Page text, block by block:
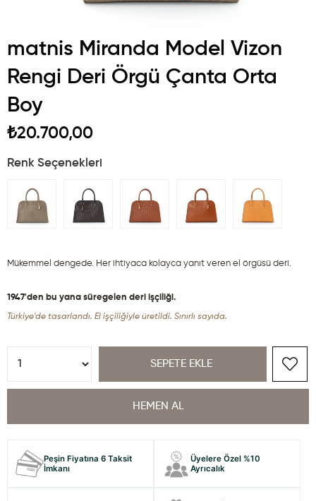
matnis Miranda Model Vizon
Rengi Deri Örgü Çanta Orta
Boy
₺20.700,00
Renk Seçenekleri
Mükemmel dengede. Her ihtiyaca kolayca yanıt veren el örgüsü deri.
1947'den bu yana süregelen deri işçiliği.
Türkiye'de tasarlandı. El işçiliğiyle üretildi. Sınırlı sayıda.
Peşin Fiyatına 6 Taksit
İmkanı
Üyelere Özel %10
Ayrıcalık